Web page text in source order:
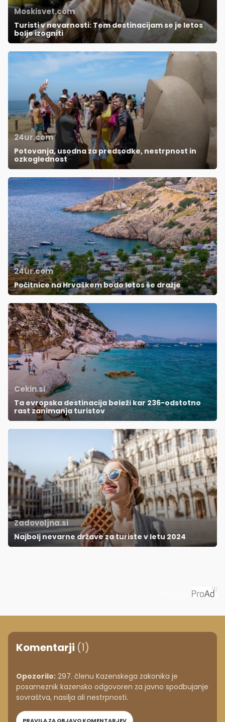
Moskisvet.com
Turisti v nevarnosti: Tem destinacijam se je letos
bolje izogniti
24ur.com
Potovanja, usodna za predsodke, nestrpnost in
ozkoglednost
24ur.com
Počitnice na Hrvaškem bodo letos še dražje
Cekin.si
Ta evropska destinacija beleži kar 236-odstotno
rast zanimanja turistov
Zadovoljna.si
Najbolj nevarne države za turiste v letu 2024
Komentarji (1)
Opozorilo: 297. členu Kazenskega zakonika je
posameznik kazensko odgovoren za javno spodbujanje
sovraštva, nasilja ali nestrpnosti.
PRAVILA ZA OBJAVO KOMENTARJEV